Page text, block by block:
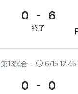
0 - 6
終了
第13試合 · 6/15 12:45
0 - 0